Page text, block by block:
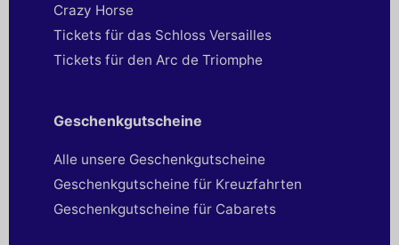
Crazy Horse
Tickets für das Schloss Versailles
Tickets für den Arc de Triomphe
Geschenkgutscheine
Alle unsere Geschenkgutscheine
Geschenkgutscheine für Kreuzfahrten
Geschenkgutscheine für Cabarets